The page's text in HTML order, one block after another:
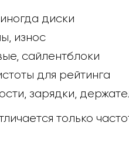
диски
износ
сайлентблоки
для рейтинга
зарядки,
только